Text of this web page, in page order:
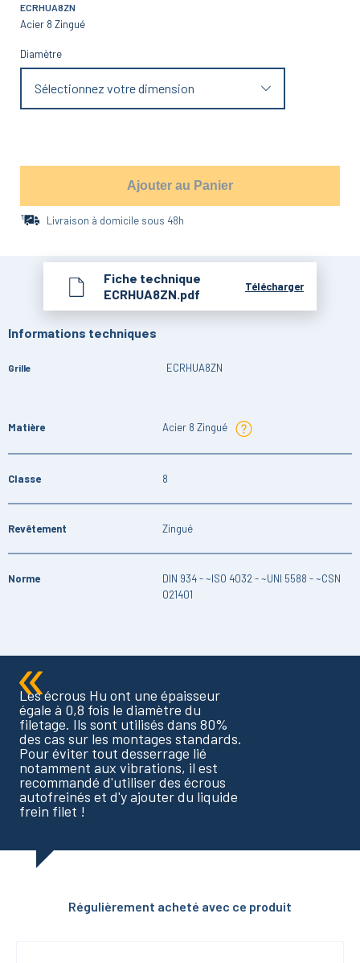
ECRHUA8ZN
Acier 8 Zingué
Diamètre
Sélectionnez votre dimension
Ajouter au Panier
Livraison à domicile sous 48h
Fiche technique
ECRHUA8ZN.pdf
Télécharger
Informations techniques
Grille ECRHUA8ZN
Matière Acier 8 Zingué
Classe 8
Revêtement Zingué
Norme
DIN 934 - ~ISO 4032 - ~UNI 5588 - ~CSN
021401
Les écrous Hu ont une épaisseur
égale à 0,8 fois le diamètre du
filetage. Ils sont utilisés dans 80%
des cas sur les montages standards.
Pour éviter tout desserrage lié
notamment aux vibrations, il est
recommandé d'utiliser des écrous
autofreinés et d'y ajouter du liquide
frein filet !
Régulièrement acheté avec ce produit